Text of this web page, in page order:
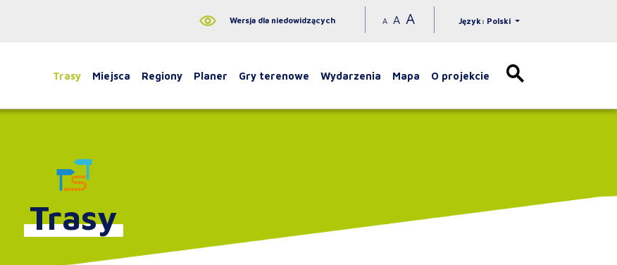
Wersja dla niedowidzących A A A Język: Polski
Trasy Miejsca Regiony Planer Gry terenowe Wydarzenia Mapa O projekcie
Trasy